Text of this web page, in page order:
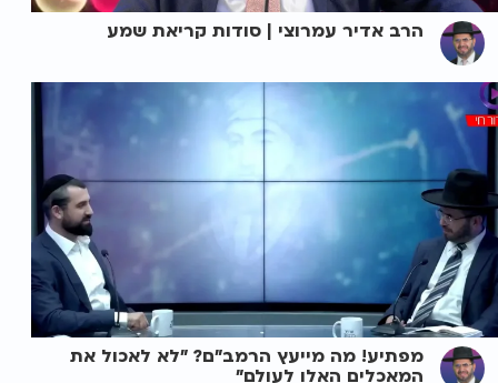
הרב אדיר עמרוצי | סודות קריאת שמע
מפתיע! מה מייעץ הרמב"ם? "לא לאכול את
המאכלים האלו לעולם"